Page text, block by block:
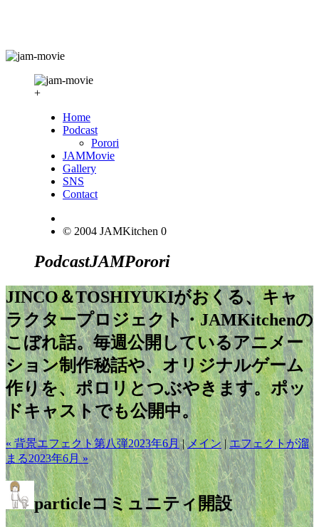
+
Home
Podcast
Porori
JAMMovie
Gallery
SNS
Contact
© 2004 JAMKitchen 0
PodcastJAMPorori
JINCO＆TOSHIYUKIがおくる、キャ
ラクタープロジェクト・JAMKitchenの
こぼれ話。毎週公開しているアニメー
ション制作秘話や、オリジナルゲーム
作りを、ポロリとつぶやきます。ポッ
ドキャストでも公開中。
« 背景エフェクト第八弾2023年6月|メイン|エフェクトが溜
まる2023年6月 »
particleコミュニティ開設